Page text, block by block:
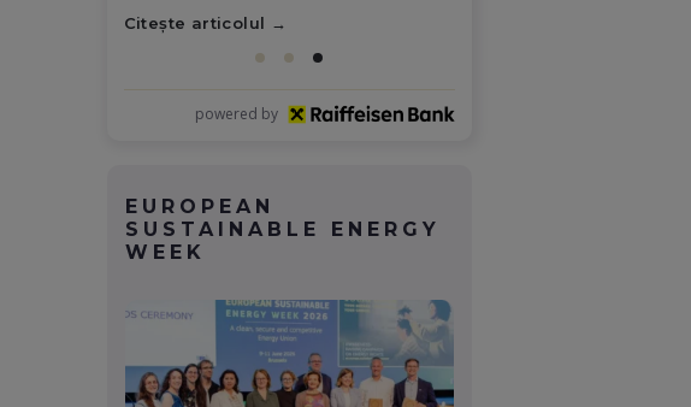
Citește articolul
powered by
EUROPEAN
SUSTAINABLE ENERGY
WEEK